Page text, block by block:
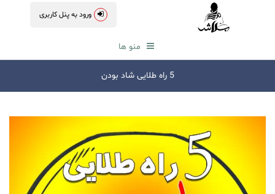
ورود به پنل کاربری
منو ها
5 راه طلایی شاد بودن